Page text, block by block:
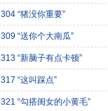
304 “猪没你重要”
309 “送你个大南瓜”
313 “新脑子有点卡顿”
317 “这叫踩点”
321 “勾搭闺女的小黄毛”